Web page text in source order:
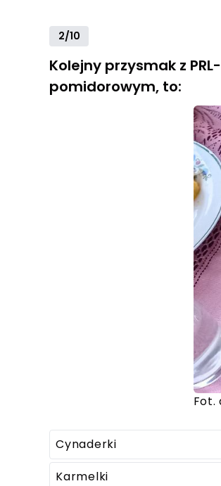
2/10
Kolejny przysmak z
pomidorowym, to:
Fot.
Cynaderki
Karmelki